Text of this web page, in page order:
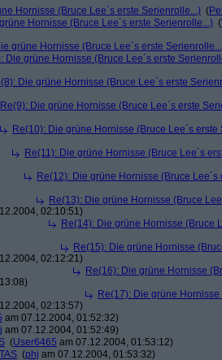
Hornisse (Bruce Lee´s erste Serienrolle...) (
Hornisse (Bruce Lee´s erste Serienrolle...) (
grüne Hornisse (Bruce Lee´s erste
Die grüne Hornisse (Bruce Lee´s erste
Die grüne Hornisse (Bruce Lee´s erste
Re(9): Die grüne Hornisse (Bruce Lee´s erste
Re(10): Die grüne Hornisse (Bruce Lee´s erste
Re(11): Die grüne Hornisse (Bruce Lee´s
Re(12): Die grüne Hornisse (Bruce
Re(13): Die grüne Hornisse (Bruce
02:10:51)
Re(14): Die grüne Hornisse (Bruce
Re(15): Die grüne Hornisse
02:12:21)
Re(16): Die grüne Hornisse
Re(17): Die grüne
02:13:57)
am 07.12.2004, 01:52:32)
am 07.12.2004, 01:52:49)
(User6465 am 07.12.2004, 01:53:12)
(phj am 07.12.2004, 01:53:32)